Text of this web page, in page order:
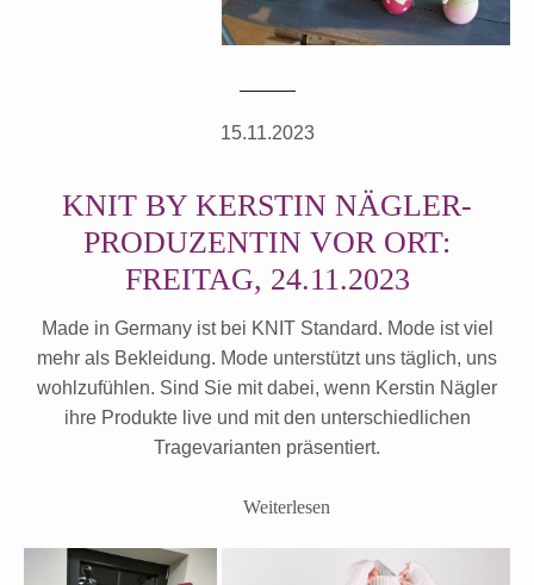
15.11.2023
KNIT BY KERSTIN NÄGLER-
PRODUZENTIN VOR ORT:
FREITAG, 24.11.2023
Made in Germany ist bei KNIT Standard. Mode ist viel
mehr als Bekleidung. Mode unterstützt uns täglich, uns
wohlzufühlen. Sind Sie mit dabei, wenn Kerstin Nägler
ihre Produkte live und mit den unterschiedlichen
Tragevarianten präsentiert.
Weiterlesen